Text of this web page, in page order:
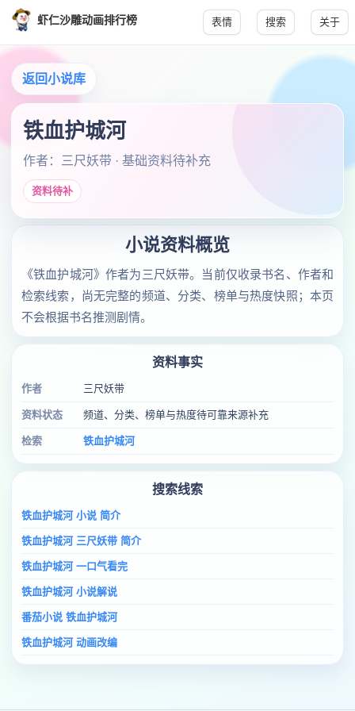
虾仁沙雕动画排行榜 表情 搜索 关于
返回小说库
铁血护城河
作者：三尺妖带 · 基础资料待补充
资料待补
小说资料概览
《铁血护城河》作者为三尺妖带。当前仅收录书名、作者和
检索线索，尚无完整的频道、分类、榜单与热度快照；本页
不会根据书名推测剧情。
资料事实
作者 三尺妖带
资料状态 频道、分类、榜单与热度待可靠来源补充
检索 铁血护城河
搜索线索
铁血护城河 小说 简介
铁血护城河 三尺妖带 简介
铁血护城河 一口气看完
铁血护城河 小说解说
番茄小说 铁血护城河
铁血护城河 动画改编